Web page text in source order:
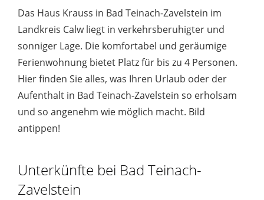
Das Haus Krauss in Bad Teinach-Zavelstein im
Landkreis Calw liegt in verkehrsberuhigter und
sonniger Lage. Die komfortabel und geräumige
Ferienwohnung bietet Platz für bis zu 4 Personen.
Hier finden Sie alles, was Ihren Urlaub oder der
Aufenthalt in Bad Teinach-Zavelstein so erholsam
und so angenehm wie möglich macht. Bild
antippen!
Unterkünfte bei Bad Teinach-
Zavelstein